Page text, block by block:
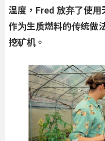
温度，Fred 放弃了使
作为生质燃料的传统做
挖矿机。